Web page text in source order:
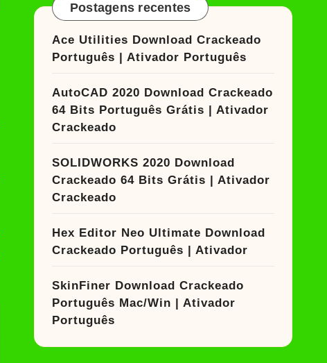
Postagens recentes
Ace Utilities Download Crackeado
Português | Ativador Português
AutoCAD 2020 Download Crackeado
64 Bits Português Grátis | Ativador
Crackeado
SOLIDWORKS 2020 Download
Crackeado 64 Bits Grátis | Ativador
Crackeado
Hex Editor Neo Ultimate Download
Crackeado Português | Ativador
SkinFiner Download Crackeado
Português Mac/Win | Ativador
Português